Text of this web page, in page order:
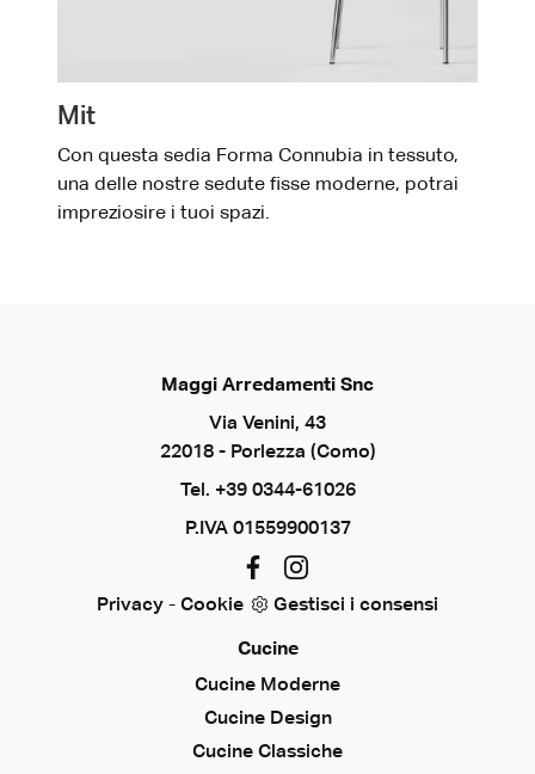
Mit
Con questa sedia Forma Connubia in tessuto,
una delle nostre sedute fisse moderne, potrai
impreziosire i tuoi spazi.
Maggi Arredamenti Snc
Via Venini, 43
22018 - Porlezza (Como)
Tel. +39 0344-61026
P.IVA 01559900137
Privacy - Cookie Gestisci i consensi
Cucine
Cucine Moderne
Cucine Design
Cucine Classiche